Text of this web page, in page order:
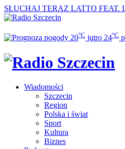
SŁUCHAJ TERAZ LATTO FEAT.
20°C jutro 24°C
Wiadomości
Szczecin
Region
Polska i świat
Sport
Kultura
Biznes